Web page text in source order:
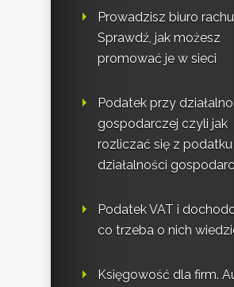
Prowadzisz biuro
Sprawdź, jak możesz
promować je w sieci
Podatek przy
gospodarczej czyli jak
rozliczać się z
działalności
Podatek VAT i
co trzeba o nich
Księgowość dla firm.